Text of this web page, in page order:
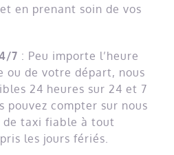
en prenant soin de vos
7 : Peu importe l’heure
ou de votre départ, nous
24 heures sur 24 et 7
pouvez compter sur nous
de taxi fiable à tout
les jours fériés.